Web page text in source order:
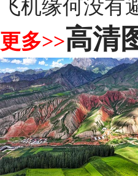
飞机缘何没有
更多>>高清